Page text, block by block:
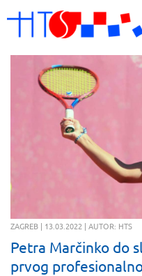
ZAGREB | 13.03.2022 | AUTOR: HTS
Petra Marčinko do
prvog